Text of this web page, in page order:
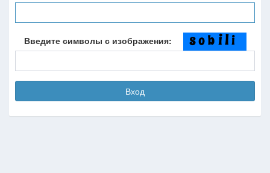
Введите символы с изображения:
Вход